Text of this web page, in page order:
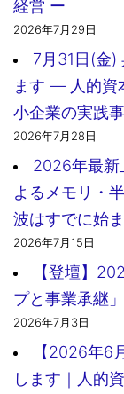
経営 ー
2026年7月29日
7月31日(金)
ます ― 人的資
小企業の実践
2026年7月28日
2026年最新
よるメモリ・
波はすでに始
2026年7月15日
【登壇】
プと事業承継
2026年7月3日
【2026年6
します｜人的